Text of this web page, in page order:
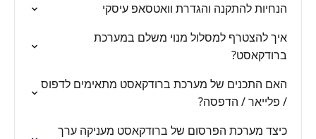
הנחיות להתקנה והגדרת וואטסאפ עיסקי
איך להצטרף למסלול מנוי משלם במערכת
ברודקאסט?
האם התכנים של מערכת ברודקאסט מתאימים לדפוס
/ פלייאר / הדפסה?
כיצד מערכת הפרסום של ברודקאסט מעניקה ערך